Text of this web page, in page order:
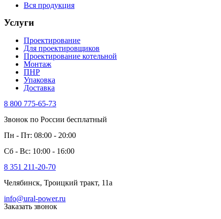
Вся продукция
Услуги
Проектирование
Для проектировщиков
Проектирование котельной
Монтаж
ПНР
Упаковка
Доставка
8 800 775-65-73
Звонок по России бесплатный
Пн - Пт: 08:00 - 20:00
Сб - Вс: 10:00 - 16:00
8 351 211-20-70
Челябинск, Троицкий тракт, 11а
info@ural-power.ru
Заказать звонок